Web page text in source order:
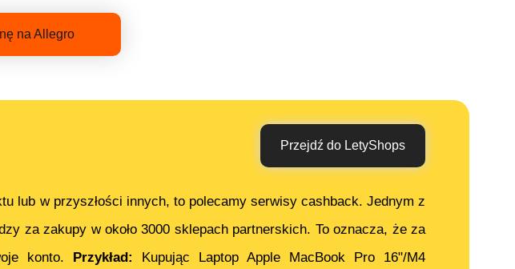
na Allegro
Przejdź do LetyShops
lub w przyszłości innych, to polecamy serwisy cashback. Jednym z
za zakupy w około 3000 sklepach partnerskich. To oznacza, że za
konto. Przykład: Kupując Laptop Apple MacBook Pro 16"/M4